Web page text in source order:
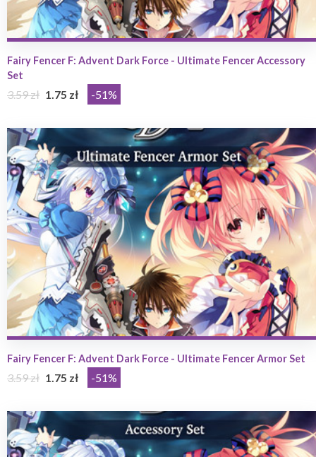
Fairy Fencer F: Advent Dark Force - Ultimate Fencer Accessory
Set
3.59 zł 1.75 zł -51%
Fairy Fencer F: Advent Dark Force - Ultimate Fencer Armor Set
3.59 zł 1.75 zł -51%